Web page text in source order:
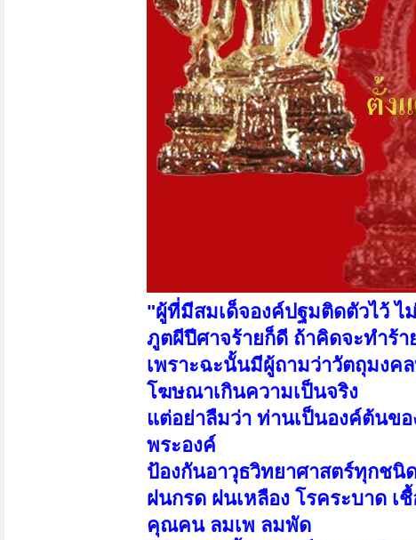
"ผู้ที่มีสมเด็จองค์ปฐมติดตัวไว้
ภูตผีปีศาจร้ายก็ดี ถ้าคิดจะทำร้
เพราะฉะนั้นมีผู้ถามว่าวัตถุมงค
โฆษณาเกินความเป็นจริง
แต่อย่าลืมว่า ท่านเป็นองค์ต้นข
พระองค์
ป้องกันอาวุธวิทยาศาสตร์ทุกชนิ
ฝนกรด ฝนเหลือง โรคระบาด
คุณคน ลมเพ ลมพัด